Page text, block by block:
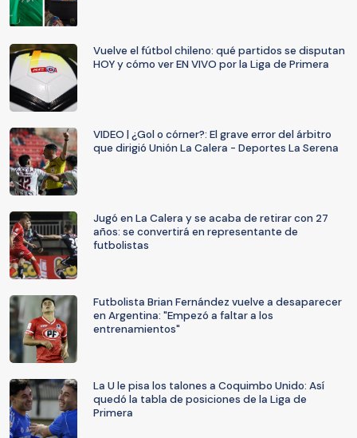
Vuelve el fútbol chileno: qué partidos se disputan
HOY y cómo ver EN VIVO por la Liga de Primera
VIDEO | ¿Gol o córner?: El grave error del árbitro
que dirigió Unión La Calera - Deportes La Serena
Jugó en La Calera y se acaba de retirar con 27
años: se convertirá en representante de
futbolistas
Futbolista Brian Fernández vuelve a desaparecer
en Argentina: "Empezó a faltar a los
entrenamientos"
La U le pisa los talones a Coquimbo Unido: Así
quedó la tabla de posiciones de la Liga de
Primera